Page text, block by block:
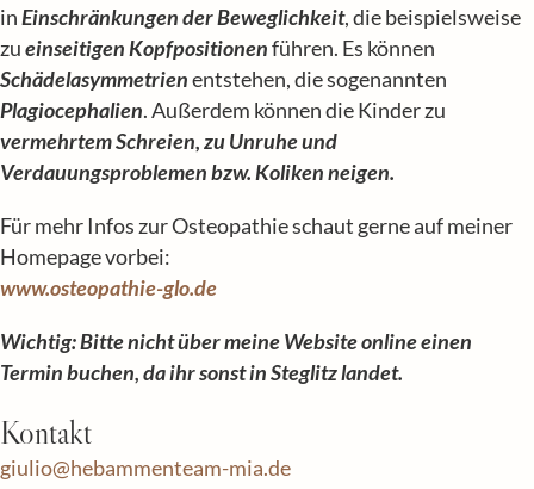
inEinschrän­kungen der Beweglichkeit, die beispielsweise
zueinseitigen Kopfpositionenführen. Es können
Schädelasymmetrienentstehen, die sogenannten
Plagiocephalien. Außerdem können die Kinder zu
vermehrtem Schreien, zu Unruhe und
Verdauungsproblemen bzw. Koliken neigen.
Für mehr Infos zur Osteopathie schaut gerne auf meiner
Homepage vorbei:
www.osteopathie-glo.de
Wichtig: Bitte nicht über meine Website online einen
Termin buchen, da ihr sonst in Steglitz landet.
Kontakt
giulio@hebammenteam-mia.de